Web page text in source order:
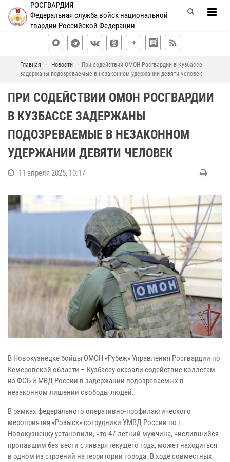
РОСГВАРДИЯ
Федеральная служба войск национальной
гвардии Российской Федерации
Главная Новости
При содействии ОМОН Росгвардии в Кузбассе
задержаны подозреваемые в незаконном удержании девяти человек
ПРИ СОДЕЙСТВИИ ОМОН РОСГВАРДИИ
В КУЗБАССЕ ЗАДЕРЖАНЫ
ПОДОЗРЕВАЕМЫЕ В НЕЗАКОННОМ
УДЕРЖАНИИ ДЕВЯТИ ЧЕЛОВЕК
11 апреля 2025, 10:17
В Новокузнецке бойцы ОМОН «Рубеж» Управления Росгвардии по
Кемеровской области – Кузбассу оказали содействие коллегам
из ФСБ и МВД России в задержании подозреваемых в
незаконном лишении свободы людей.
В рамках федерального оперативно-профилактического
мероприятия «Розыск» сотрудники УМВД России по г.
Новокузнецку установили, что 47-летний мужчина, числившийся
пропавшим без вести с января текущего года, может находиться
в одном из строений на территории города. В ходе совместных